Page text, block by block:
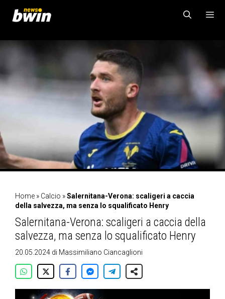
contenuto
Home » Calcio »Salernitana-Verona: scaligeri a caccia
della salvezza, ma senza lo squalificato Henry
Salernitana-Verona: scaligeri a caccia della
salvezza, ma senza lo squalificato Henry
20.05.2024 di Massimiliano Ciancaglioni